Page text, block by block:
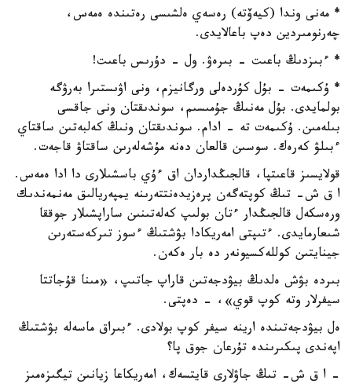
* مەنى وندا (كيەۆتە) رەسەي ەلشىسى رەتىندە ەمەس،
چەرنومىردين دەپ باعالايدى.
* ءبىزدىڭ باعىت - بىرەۋ. ول - دۇرىس باعىت!
* ۇكىمەت - بۇل كۇردەلى ورگانيزم، ونى اۋىستىرا بەرۋگە
بولمايدى. بۇل مەنىڭ جۇمىسىم، سوندىقتان ونى جاقسى
بىلەمىن. ۇكىمەت تە - ادام. سوندىقتان ونىڭ كەلبەتىن ساقتاي
ءبىلۋ كەرەك. سوسىن قالعان دەنە مۇشەلەرىن ساقتاۋ قاجەت.
قولايسىز قاعىتپا، قالجىڭداردان اق ءۇي باسشىلارى دا ادا ەمەس.
ا ق ش- تىڭ كوپتەگەن پرەزيدەنتتەرىنە يمپەريالىق مەنمەندىك
ورەسكەل قالجىڭدار ءتان بولىپ كەلەتىنىن ساراپشىلار جوققا
شىعارمايدى. ءتىپتى امەريكادا بۋشتىڭ ءسوز تىركەستەرىن
جينايتىن كوللەكسيونەر دە بار ەكەن.
بىردە بۋش ەلدىڭ بيۋدجەتىن قاراپ جاتىپ، «مىنا قۇجاتتا
سيفرلار وتە كوپ قوي»، - دەپتى.
ەل بيۋدجەتىندە ارينە سيفر كوپ بولادى. ءبىراق ماسەلە بۋشتىڭ
اپەندى پىكىرىندە تۇرعان جوق پا؟
- ا ق ش- تىڭ جاۋلارى قايتسەك، امەريكاعا زيانىن تيگىزەمىز